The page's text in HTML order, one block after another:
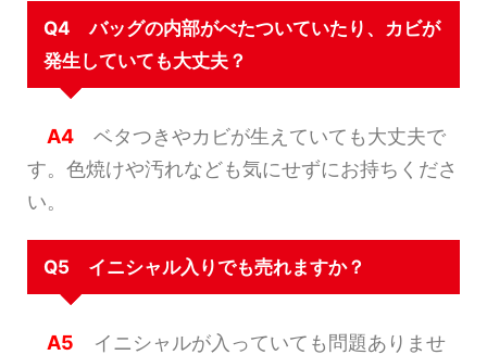
Q4 バッグの内部がべたついていたり、カビが
発生していても大丈夫？
A4 ベタつきやカビが生えていても大丈夫で
す。色焼けや汚れなども気にせずにお持ちくださ
い。
Q5 イニシャル入りでも売れますか？
A5 イニシャルが入っていても問題ありませ